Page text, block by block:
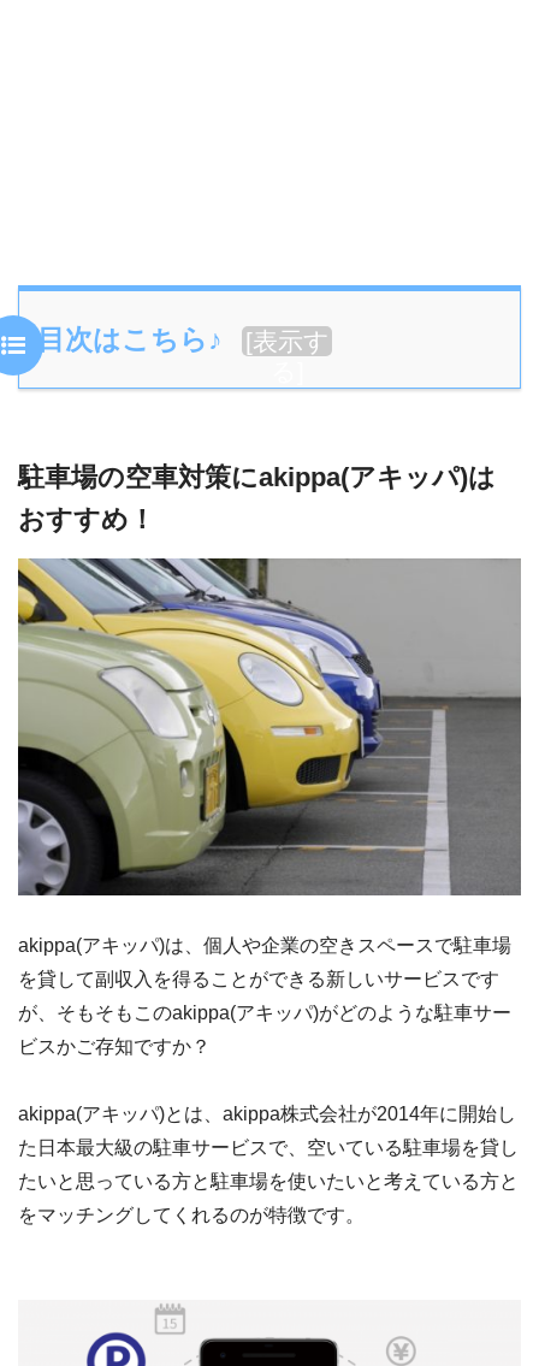
目次はこちら♪ [表示す
駐車場の空車対策にakippa(アキッパ)は
おすすめ！
akippa(アキッパ)は、個人や企業の空きスペースで駐車場
を貸して副収入を得ることができる新しいサービスです
が、そもそもこのakippa(アキッパ)がどのような駐車サー
ビスかご存知ですか？
akippa(アキッパ)とは、akippa株式会社が2014年に開始し
た日本最大級の駐車サービスで、空いている駐車場を貸し
たいと思っている方と駐車場を使いたいと考えている方と
をマッチングしてくれるのが特徴です。